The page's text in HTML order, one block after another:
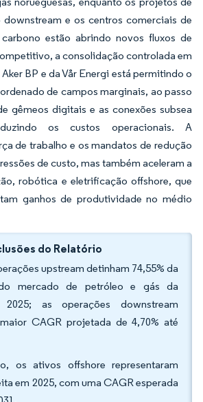
downstream e os centros comerciais de
estão abrindo novos fluxos de
a consolidação controlada em
BP e da Vår Energi está permitindo o
de campos marginais, ao passo
gêmeos digitais e as conexões subsea
os custos operacionais. A
de trabalho e os mandatos de redução
de custo, mas também aceleram a
robótica e eletrificação offshore, que
ganhos de produtividade no médio
do Relatório
upstream detinham 74,55% da
mercado de petróleo e gás da
as operações downstream
CAGR projetada de 4,70% até
os ativos offshore representaram
em 2025, com uma CAGR esperada